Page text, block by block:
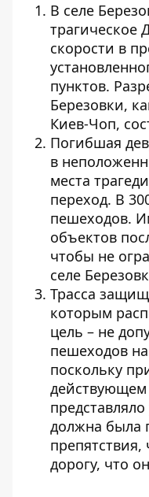
В селе
трагическое
скорости в
пунктов.
Березовки,
Киев-Чоп,
Погибшая
в
места
переход. В
пешеходов.
объектов
чтобы не
селе
Трасса
которым
цель – не
пешеходов
поскольку
действующем
должна была
дорогу, что